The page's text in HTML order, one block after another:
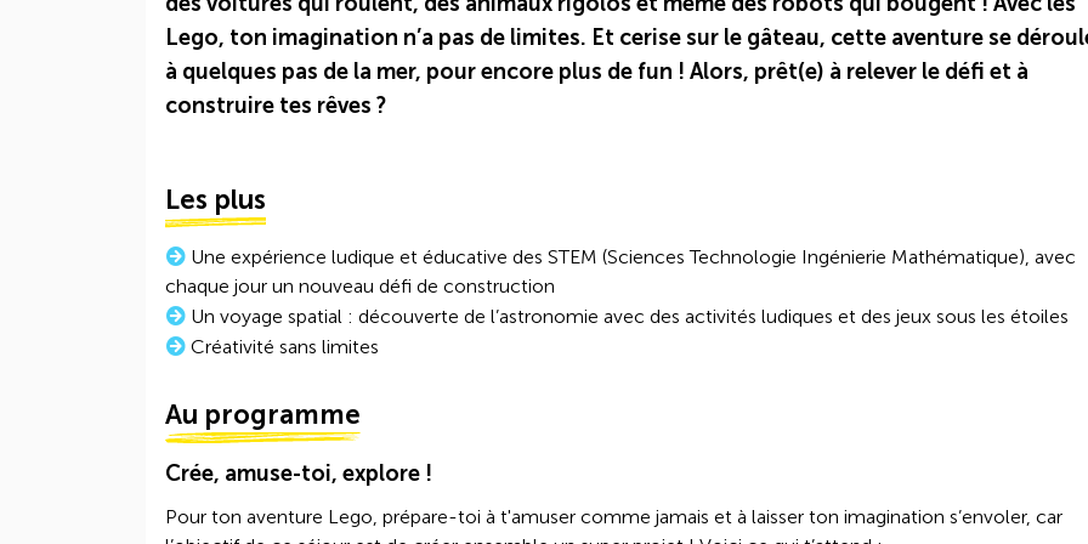
Lego, ton imagination n’a pas de limites. Et cerise sur le gâteau, cette aventure se
à quelques pas de la mer, pour encore plus de fun ! Alors, prêt(e) à relever le défi et à
construire tes rêves ?
Les plus
Une expérience ludique et éducative des STEM (Sciences Technologie Ingénierie Mathématique), avec
chaque jour un nouveau défi de construction
Un voyage spatial : découverte de l’astronomie avec des activités ludiques et des jeux sous les étoiles
Créativité sans limites
Au programme
Crée, amuse-toi, explore !
Pour ton aventure Lego, prépare-toi à t'amuser comme jamais et à laisser ton imagination s’envoler, car